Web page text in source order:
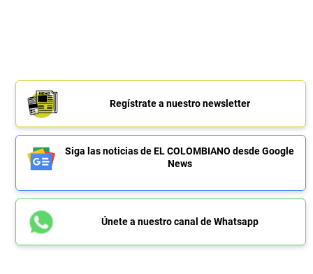
Regístrate a nuestro newsletter
Siga las noticias de EL COLOMBIANO desde Google
News
Únete a nuestro canal de Whatsapp